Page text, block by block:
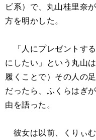
ビ系）で、丸山桂里奈
方を明かした。
「人にプレゼントす
にしたい」という丸山
履くことで）その人の
だったら、ふくらはぎ
由を語った。
彼女は以前、くりぃ